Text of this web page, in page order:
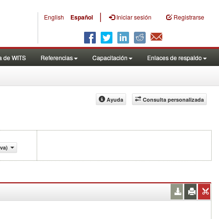
English Español | Iniciar sesión Registrarse
de WITS Referencias Capacitación Enlaces de respaldo
Consulta personalizada
Ayuda